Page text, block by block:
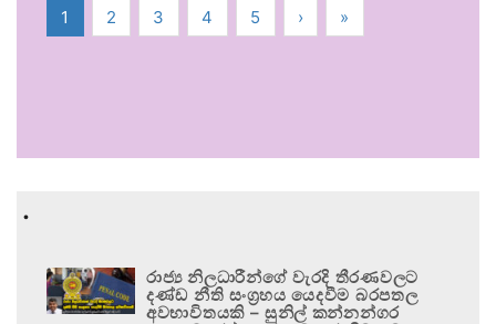
1 2 3 4 5 › »
.
රාජ්‍ය නිලධාරීන්ගේ වැරදි තීරණවලට
දණ්ඩ නීති සංග්‍රහය යෙදවීම බරපතල
අවභාවිතයකි – සුනිල් කන්නන්ගර